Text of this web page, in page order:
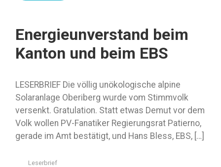
Energieunverstand beim
Kanton und beim EBS
LESERBRIEF Die völlig unökologische alpine
Solaranlage Oberiberg wurde vom Stimmvolk
versenkt. Gratulation. Statt etwas Demut vor dem
Volk wollen PV-Fanatiker Regierungsrat Patierno,
gerade im Amt bestätigt, und Hans Bless, EBS, […]
Leserbrief